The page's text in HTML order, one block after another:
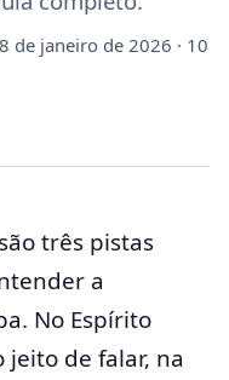
de janeiro de 2026 · 10
são três pistas
a
No Espírito
jeito de falar, na